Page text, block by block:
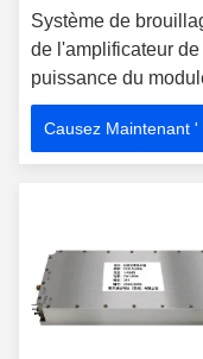
Système de
de l'amplificateur de
puissance du
d'oscillateur RF
NXPA30 678MHz
Causez Maintenant '